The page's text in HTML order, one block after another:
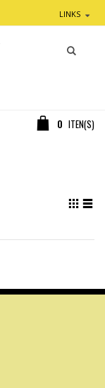
LINKS
0 ITEN(S)